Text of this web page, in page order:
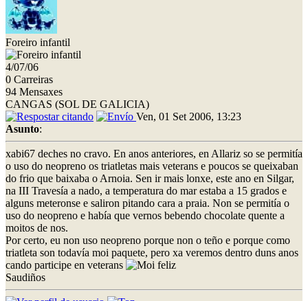
Foreiro infantil
4/07/06
0 Carreiras
94 Mensaxes
CANGAS (SOL DE GALICIA)
Ven, 01 Set 2006, 13:23
Asunto:
xabi67 deches no cravo. En anos anteriores, en Allariz so se permitía
o uso do neopreno os triatletas mais veterans e poucos se queixaban
do frio que baixaba o Arnoia. Sen ir mais lonxe, este ano en Silgar,
na III Travesía a nado, a temperatura do mar estaba a 15 grados e
alguns meteronse e saliron pitando cara a praia. Non se permitía o
uso do neopreno e había que vernos bebendo chocolate quente a
moitos de nos.
Por certo, eu non uso neopreno porque non o teño e porque como
triatleta son todavía moi paquete, pero xa veremos dentro duns anos
cando participe en veterans
Saudiños